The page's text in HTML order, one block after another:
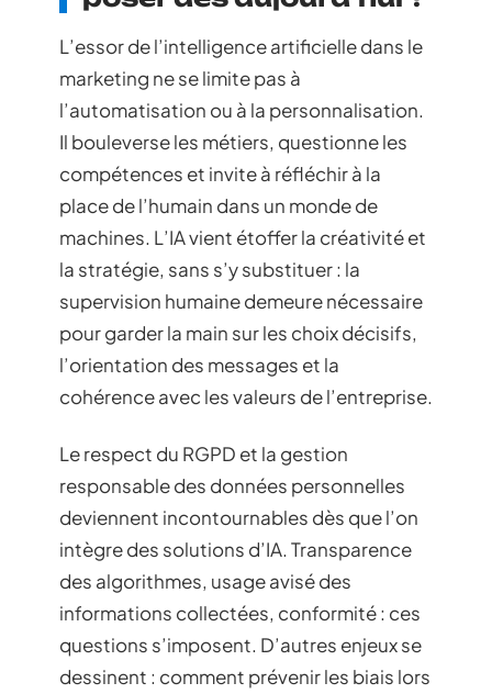
L’essor de l’intelligence artificielle dans le
marketing ne se limite pas à
l’automatisation ou à la personnalisation.
Il bouleverse les métiers, questionne les
compétences et invite à réfléchir à la
place de l’humain dans un monde de
machines. L’IA vient étoffer la créativité et
la stratégie, sans s’y substituer : la
supervision humaine demeure nécessaire
pour garder la main sur les choix décisifs,
l’orientation des messages et la
cohérence avec les valeurs de l’entreprise.
Le respect du RGPD et la gestion
responsable des données personnelles
deviennent incontournables dès que l’on
intègre des solutions d’IA. Transparence
des algorithmes, usage avisé des
informations collectées, conformité : ces
questions s’imposent. D’autres enjeux se
dessinent : comment prévenir les biais lors